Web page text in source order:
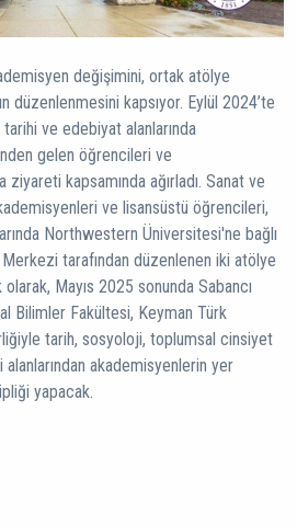
değişimini, ortak atölye
düzenlenmesini kapsıyor. Eylül 2024’te
ve edebiyat alanlarında
gelen öğrencileri ve
kapsamında ağırladı. Sanat ve
ve lisansüstü öğrencileri,
Northwestern Üniversitesi'ne bağlı
Merkezi tarafından düzenlenen iki atölye
olarak, Mayıs 2025 sonunda Sabancı
Bilimler Fakültesi, Keyman Türk
tarih, sosyoloji, toplumsal cinsiyet
akademisyenlerin yer
yapacak.